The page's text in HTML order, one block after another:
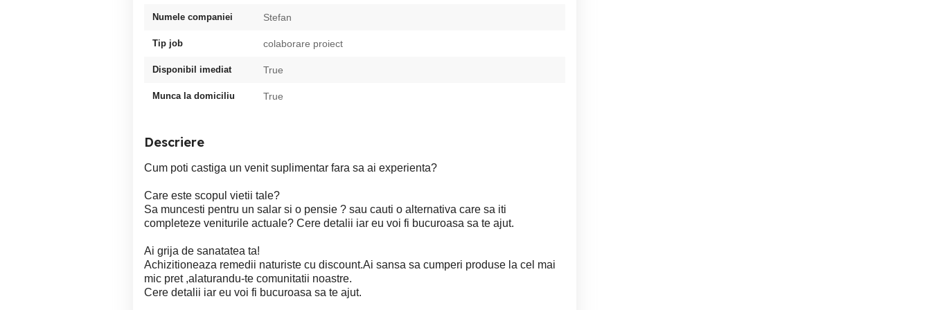
Numele companiei Stefan
Tip job colaborare proiect
Disponibil imediat True
Munca la domiciliu True
Descriere
Cum poti castiga un venit suplimentar fara sa ai experienta?
Care este scopul vietii tale?
Sa muncesti pentru un salar si o pensie ? sau cauti o alternativa care sa iti
completeze veniturile actuale? Cere detalii iar eu voi fi bucuroasa sa te ajut.
Ai grija de sanatatea ta!
Achizitioneaza remedii naturiste cu discount.Ai sansa sa cumperi produse la cel mai
mic pret ,alaturandu-te comunitatii noastre.
Cere detalii iar eu voi fi bucuroasa sa te ajut.